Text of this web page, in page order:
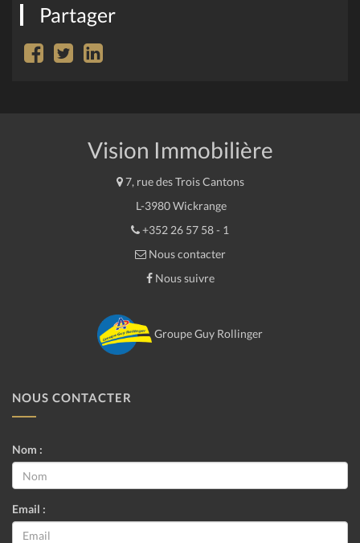
Partager
Vision Immobilière
7, rue des Trois Cantons
L-3980 Wickrange
+352 26 57 58 - 1
Nous contacter
Nous suivre
Groupe Guy Rollinger
NOUS CONTACTER
Nom :
Email :